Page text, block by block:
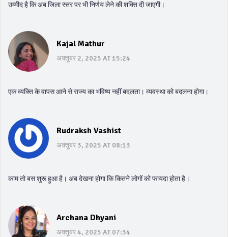
उम्मीद है कि अब जिला स्तर पर भी निर्णय लेने की शक्ति दी जाएगी।
Kajal Mathur
अक्तूबर 2, 2025 AT 15:24
एक व्यक्ति के वापस आने से राज्य का भविष्य नहीं बदलता। व्यवस्था को बदलना होगा।
Rudraksh Vashist
अक्तूबर 3, 2025 AT 08:13
काम तो बस शुरू हुआ है। अब देखना होगा कि कितने लोगों को फायदा होता है।
Archana Dhyani
अक्तूबर 4, 2025 AT 07:34